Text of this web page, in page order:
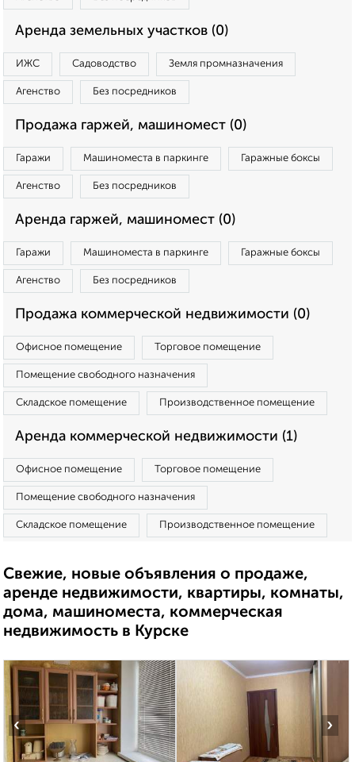
Аренда земельных участков (0)
ИЖС Садоводство Земля промназначения
Агенство Без посредников
Продажа гаржей, машиномест (0)
Гаражи Машиноместа в паркинге Гаражные боксы
Агенство Без посредников
Аренда гаржей, машиномест (0)
Гаражи Машиноместа в паркинге Гаражные боксы
Агенство Без посредников
Продажа коммерческой недвижимости (0)
Офисное помещение Торговое помещение
Помещение свободного назначения
Складское помещение Производственное помещение
Аренда коммерческой недвижимости (1)
Офисное помещение Торговое помещение
Помещение свободного назначения
Складское помещение Производственное помещение
Свежие, новые объявления о продаже,
аренде недвижимости, квартиры, комнаты,
дома, машиноместа, коммерческая
недвижимость в Курске
‹ ›